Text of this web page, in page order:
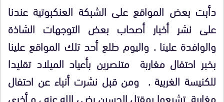
دأبت بعض المواقع على الشبكة العنكبوتية عندنا
على نشر أخبار أصحاب بعض التوجهات الشاذة
والوافدة علينا . واليوم طلع أحد تلك المواقع علينا
بخبر احتفال مغاربة متنصرين بأعياد الميلاد تقليدا
للكنيسة الغربية . ومن قبل نشرت أنباء عن احتفال
مغاربة تشيعوا بمقتل الحسين رضي الله عنه ، و أخرى